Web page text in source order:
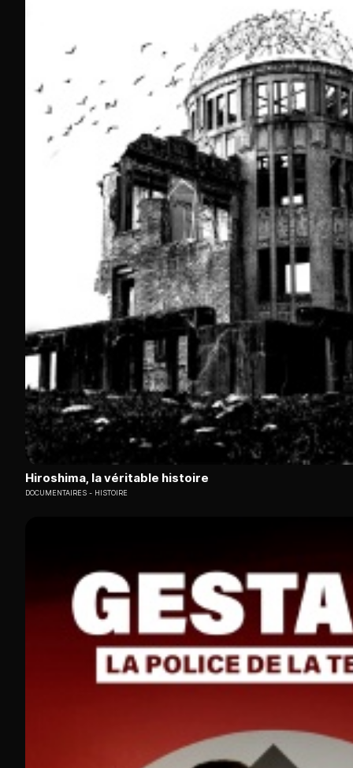
Hiroshima, la véritable histoire
DOCUMENTAIRES HISTOIRE